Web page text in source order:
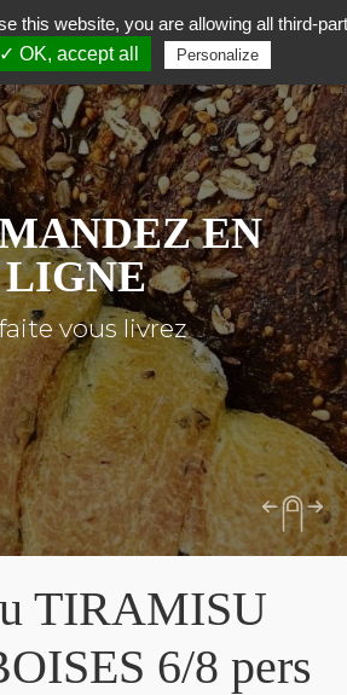
EN
LIGNE
vous livrez
TIRAMISU
6/8 pers
this website, you are allowing all third-
✓ OK, accept all Personalize